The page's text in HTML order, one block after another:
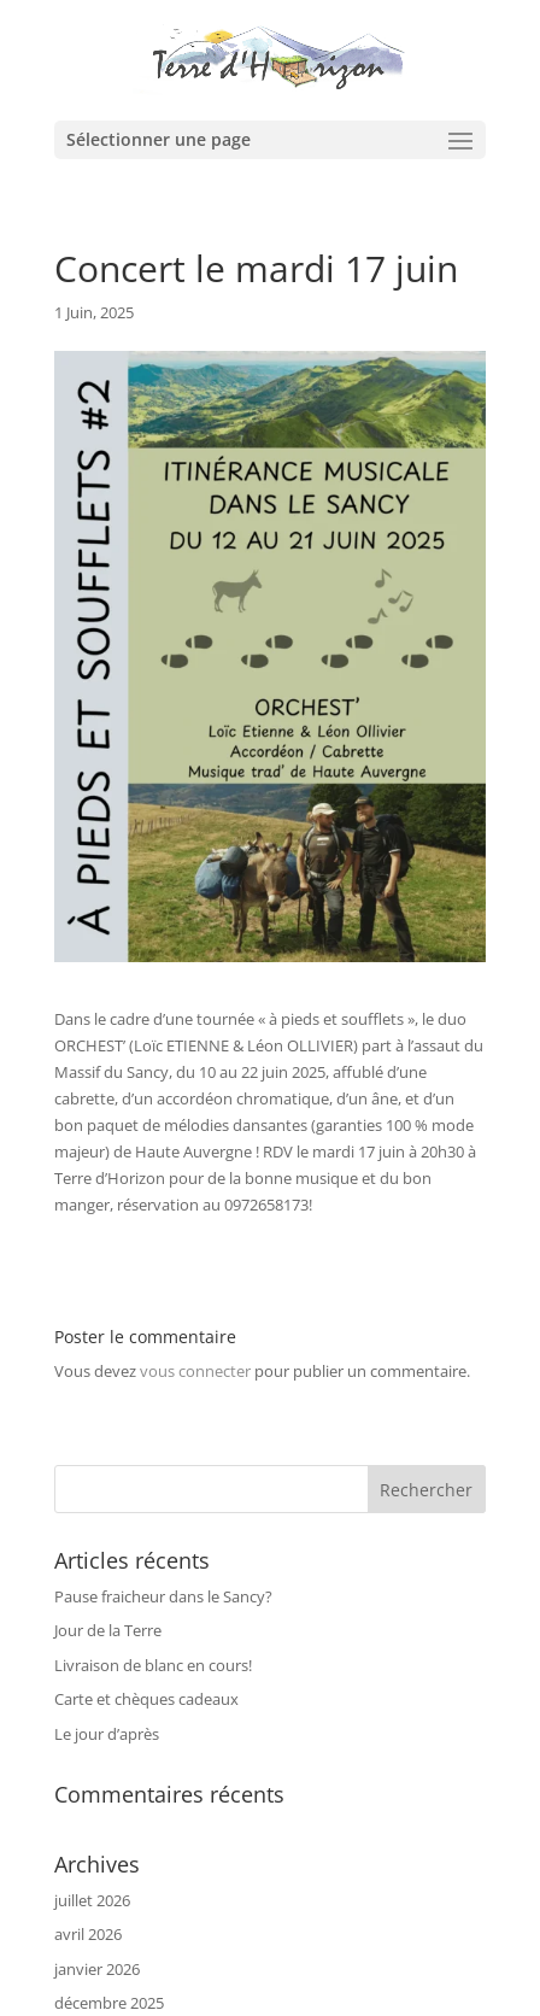
Sélectionner une page
Concert le mardi 17 juin
1 Juin, 2025
Dans le cadre d’une tournée « à pieds et soufflets », le duo
ORCHEST’ (Loïc ETIENNE & Léon OLLIVIER) part à l’assaut du
Massif du Sancy, du 10 au 22 juin 2025, affublé d’une
cabrette, d’un accordéon chromatique, d’un âne, et d’un
bon paquet de mélodies dansantes (garanties 100 % mode
majeur) de Haute Auvergne ! RDV le mardi 17 juin à 20h30 à
Terre d’Horizon pour de la bonne musique et du bon
manger, réservation au 0972658173!
Poster le commentaire
Vous devezvous connecterpour publier un commentaire.
Articles récents
Pause fraicheur dans le Sancy?
Jour de la Terre
Livraison de blanc en cours!
Carte et chèques cadeaux
Le jour d’après
Commentaires récents
Archives
juillet 2026
avril 2026
janvier 2026
décembre 2025